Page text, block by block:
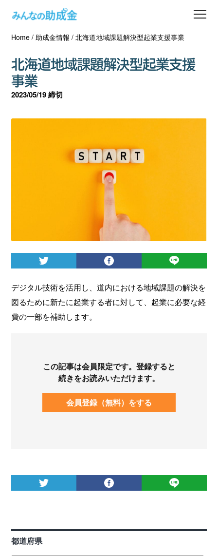
助成金を探す
士業の方へ
助成金コラム
会員登録
ログイン
Home/ 助成金情報 / 北海道地域課題解決型起業支援事業
北海道地域課題解決型起業支援
事業
2023/05/19 締切
デジタル技術を活用し、道内における地域課題の解決を
図るために新たに起業する者に対して、起業に必要な経
費の一部を補助します。
この記事は会員限定です。登録すると
続きをお読みいただけます。
会員登録（無料）をする
都道府県